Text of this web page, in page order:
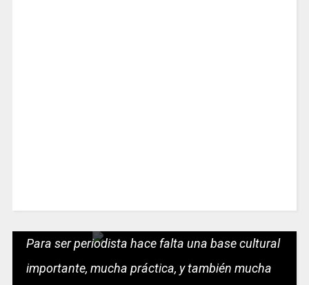
Para ser periodista hace falta una base cultural
importante, mucha práctica, y también mucha